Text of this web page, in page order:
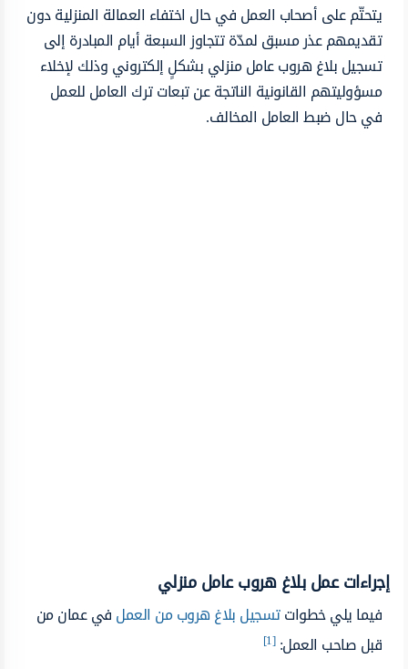
يتحتّم على أصحاب العمل في حال اختفاء العمالة المنزلية دون
تقديمهم عذر مسبق لمدّة تتجاوز السبعة أيام المبادرة إلى
تسجيل بلاغ هروب عامل منزلي بشكلٍ إلكتروني وذلك لإخلاء
مسؤوليتهم القانونية الناتجة عن تبعات ترك العامل للعمل
في حال ضبط العامل المخالف.
إجراءات عمل بلاغ هروب عامل منزلي
فيما يلي خطواتتسجيل بلاغ هروب من العملفي عمان من
قبل صاحب العمل:[1]